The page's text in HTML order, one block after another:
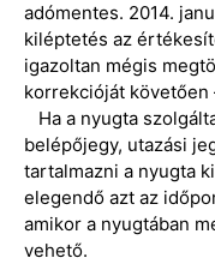
adómentes. 2014.
kiléptetés az
igazoltan mégis
korrekcióját követően
Ha a nyugta
belépőjegy, utazási
tartalmazni a nyugta
elegendő azt az
amikor a nyugtában
vehető.